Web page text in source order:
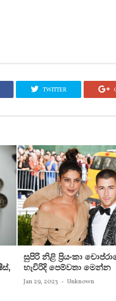
TWITTER
සුපිරි නිළි ප්‍රියංකා
හැවිරිදි පෙම්වතා මෙන්න
Jan 29, 2023 - Unknown